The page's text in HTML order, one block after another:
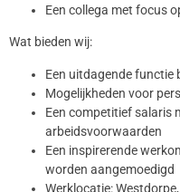
Een collega met focus
Wat bieden wij:
Een uitdagende functie
Mogelijkheden voor
Een competitief salaris
arbeidsvoorwaarden
Een inspirerende
worden aangemoedigd
Werklocatie: